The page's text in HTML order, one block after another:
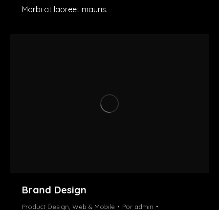
Morbi at laoreet mauris.
Brand Design
Product Design Web & Mobile Por admin